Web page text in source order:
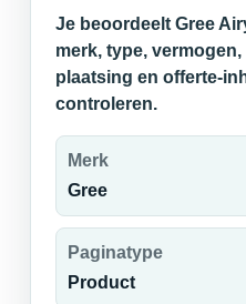
Je beoordeelt Gree
merk, type,
plaatsing en offerte-
controleren.
Merk
Gree
Paginatype
Product